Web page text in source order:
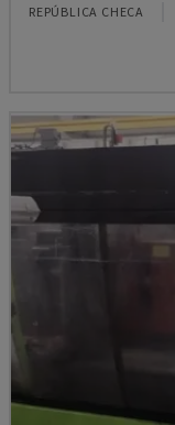
REPÚBLICA CHECA